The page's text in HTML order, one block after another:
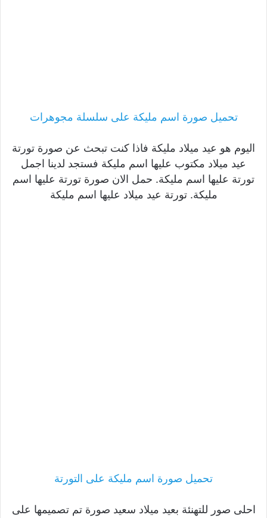
تحميل صورة اسم مليكة على سلسلة مجوهرات
اليوم هو عيد ميلاد مليكة فاذا كنت تبحث عن صورة تورتة
عيد ميلاد مكتوب عليها اسم مليكة فستجد لدينا اجمل
تورتة عليها اسم مليكة. حمل الان صورة تورتة عليها اسم
مليكة. تورتة عيد ميلاد عليها اسم مليكة
تحميل صورة اسم مليكة على التورتة
احلى صور للتهنئة بعيد ميلاد سعيد صورة تم تصميمها على